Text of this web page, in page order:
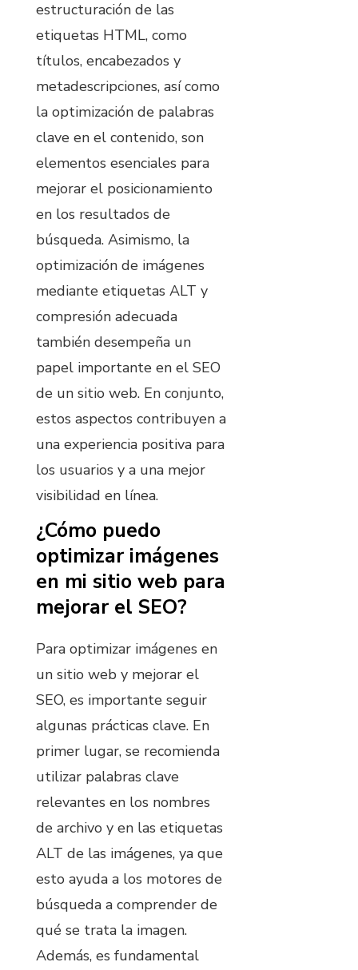
estructuración de las
etiquetas HTML, como
títulos, encabezados y
metadescripciones, así como
la optimización de palabras
clave en el contenido, son
elementos esenciales para
mejorar el posicionamiento
en los resultados de
búsqueda. Asimismo, la
optimización de imágenes
mediante etiquetas ALT y
compresión adecuada
también desempeña un
papel importante en el SEO
de un sitio web. En conjunto,
estos aspectos contribuyen a
una experiencia positiva para
los usuarios y a una mejor
visibilidad en línea.
¿Cómo puedo
optimizar imágenes
en mi sitio web para
mejorar el SEO?
Para optimizar imágenes en
un sitio web y mejorar el
SEO, es importante seguir
algunas prácticas clave. En
primer lugar, se recomienda
utilizar palabras clave
relevantes en los nombres
de archivo y en las etiquetas
ALT de las imágenes, ya que
esto ayuda a los motores de
búsqueda a comprender de
qué se trata la imagen.
Además, es fundamental